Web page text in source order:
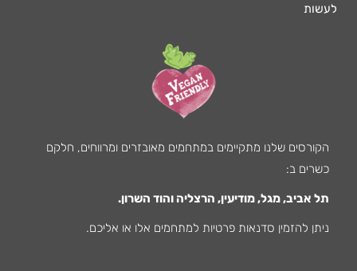
לעשות
הקורסים שלנו מתקיימים במתחמים מאובזרים ומרווחים, חלקם
כשרים ב:
תל אביב, מגל, מודיעין, הרצליה והוד השרון.
ניתן להזמין סדנאות פרטיות למתחמים אלו או אליכם.